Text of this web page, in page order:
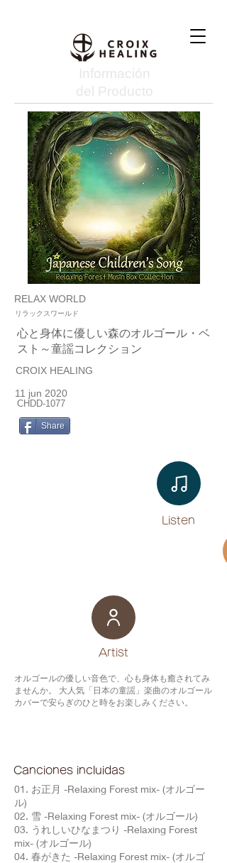
Información
del Producto
RELAX WORLD
リラックスワールド
心と身体に優しい森のオルゴール・ベ
スト～童謡コレクション
CROIX HEALING
11 jun 2020
CHDD-1077
Share
Listen​
​Artist
オルゴールの優しい音色で、心も身体も癒されてみ
ませんか。 大人気「日本の童謡」楽曲のオルゴール
カバーで安らぎのひと時をお楽しみください。
Canciones incluidas
01. お正月 -Relaxing Forest mix- (オルゴー
ル)
02. 雪 -Relaxing Forest mix- (オルゴール)
03. うれしいひなまつり -Relaxing Forest
mix- (オルゴール)
04. 春がきた -Relaxing Forest mix- (オルゴ